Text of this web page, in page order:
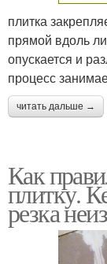
плитка
прямой вдоль
опускается и
процесс
читать дальше →
Как
плитку.
резка